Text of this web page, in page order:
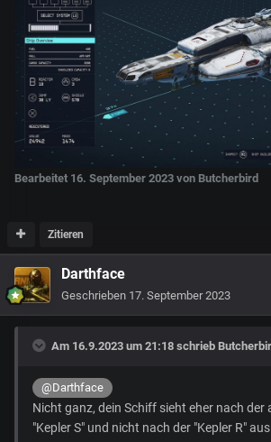
Bearbeitet 16. September 2023 von Butcherbird
Zitieren
Darthface
Geschrieben 17. September 2023
Am 16.9.2023 um 21:18 schrieb
@Darthface
Nicht ganz, dein Schiff sieht eher nach der
"Kepler S" und nicht nach der "Kepler R" aus